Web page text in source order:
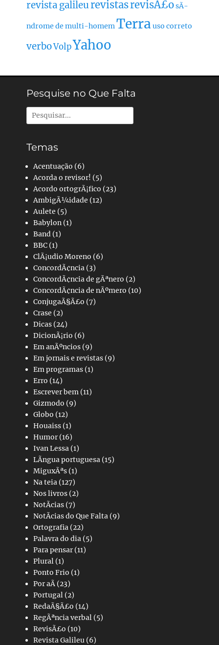
revista galileurevistasrevisÃ£osÃ­
ndrome de multi-homemTerra uso correto
verboVolpYahoo
Pesquise no Que Falta
Pesquisar
por:
Temas
Acentuação (6)
Acorda o revisor! (5)
Acordo ortogrÃ¡fico (23)
AmbigÃ¼idade (12)
Aulete (5)
Babylon (1)
Band (1)
BBC (1)
ClÃ¡udio Moreno (6)
ConcordÃ¢ncia (3)
ConcordÃ¢ncia de gÃªnero (2)
ConcordÃ¢ncia de nÃºmero (10)
ConjugaÃ§Ã£o (7)
Crase (2)
Dicas (24)
DicionÃ¡rio (6)
Em anÃºncios (9)
Em jornais e revistas (9)
Em programas (1)
Erro (14)
Escrever bem (11)
Gizmodo (9)
Globo (12)
Houaiss (1)
Humor(16)
Ivan Lessa (1)
LÃ­ngua portuguesa (15)
MiguxÃªs (1)
Na teia (127)
Nos livros (2)
NotÃ­cias (7)
NotÃ­cias do Que Falta (9)
Ortografia (22)
Palavra do dia (5)
Para pensar(11)
Plural (1)
Ponto Frio (1)
Por aÃ­ (23)
Portugal (2)
RedaÃ§Ã£o (14)
RegÃªncia verbal (5)
RevisÃ£o (10)
Revista Galileu (6)